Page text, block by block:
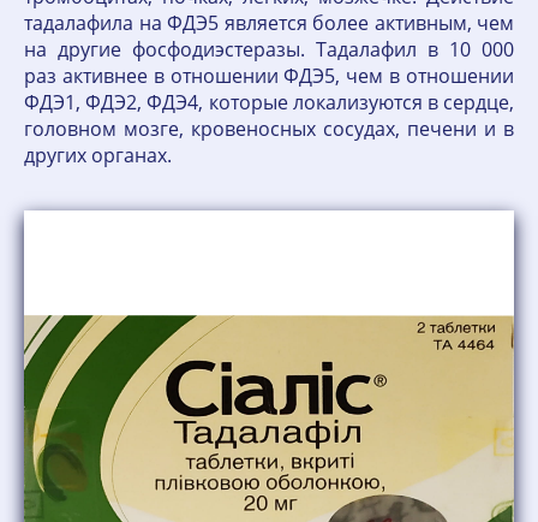
тадалафила на ФДЭ5 является более активным, чем
на другие фосфодиэстеразы. Тадалафил в 10 000
раз активнее в отношении ФДЭ5, чем в отношении
ФДЭ1, ФДЭ2, ФДЭ4, которые локализуются в сердце,
головном мозге, кровеносных сосудах, печени и в
других органах.